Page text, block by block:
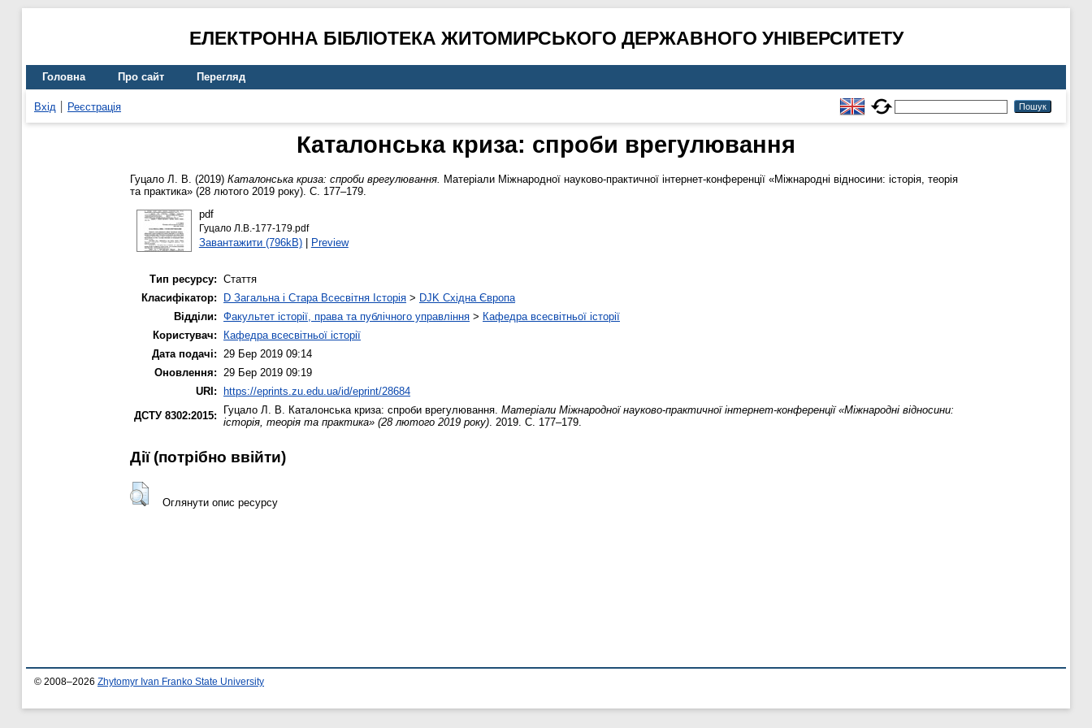
ЕЛЕКТРОННА БІБЛІОТЕКА ЖИТОМИРСЬКОГО ДЕРЖАВНОГО УНІВЕРСИТЕТУ
Головна Про сайт Перегляд
Вхід Реєстрація
Каталонська криза: спроби врегулювання
Гуцало Л. В. (2019) Каталонська криза: спроби врегулювання. Матеріали Міжнародної науково-практичної інтернет-конференції «Міжнародні відносини: історія, теорія
та практика» (28 лютого 2019 року). С. 177–179.
pdf
Гуцало Л.В.-177-179.pdf
Завантажити (796kB)| Preview
Тип ресурсу: Стаття
Класифікатор:
D Загальна і Стара Всесвітня Історія > DJK Східна Європа
Відділи: Факультет історії, права та публічного управління > Кафедра всесвітньої історії
Користувач:
Кафедра всесвітньої історії
Дата подачі: 29 Бер 2019 09:14
Оновлення: 29 Бер 2019 09:19
URI:
https://eprints.zu.edu.ua/id/eprint/28684
ДСТУ 8302:2015:
Гуцало Л. В. Каталонська криза: спроби врегулювання. Матеріали Міжнародної науково-практичної інтернет-конференції «Міжнародні відносини:
історія, теорія та практика» (28 лютого 2019 року). 2019. С. 177–179.
Дії ​​(потрібно ввійти)
Оглянути опис ресурсу
© 2008–2026 Zhytomyr Ivan Franko State University